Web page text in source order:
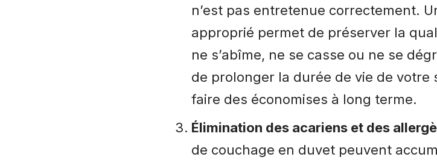
n’est pas entretenue correctement.
approprié permet de préserver la
ne s’abîme, ne se casse ou ne se
de prolonger la durée de vie de votre
faire des économises à long terme.
Élimination des acariens et des
de couchage en duvet peuvent